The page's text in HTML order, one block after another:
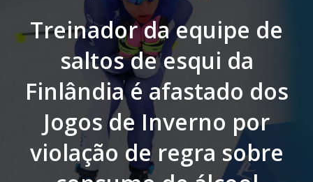
Treinador da equipe de
saltos de esqui da
Finlândia é afastado dos
Jogos de Inverno por
violação de regra sobre